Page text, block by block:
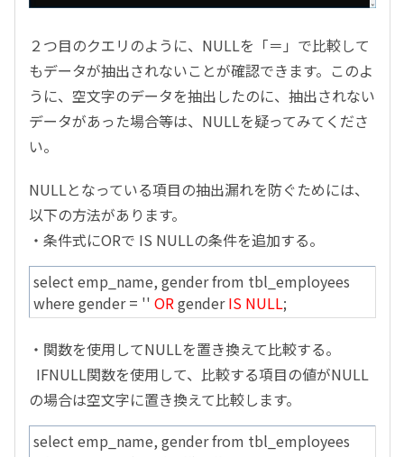
２つ目のクエリのように、NULLを「＝」で比較して
もデータが抽出されないことが確認できます。このよ
うに、空文字のデータを抽出したのに、抽出されない
データがあった場合等は、NULLを疑ってみてくださ
い。
NULLとなっている項目の抽出漏れを防ぐためには、
以下の方法があります。
・条件式にORで IS NULLの条件を追加する。
select emp_name, gender from tbl_employees
where gender = '' ORgenderIS NULL;
・関数を使用してNULLを置き換えて比較する。
IFNULL関数を使用して、比較する項目の値がNULL
の場合は空文字に置き換えて比較します。
select emp_name, gender from tbl_employees